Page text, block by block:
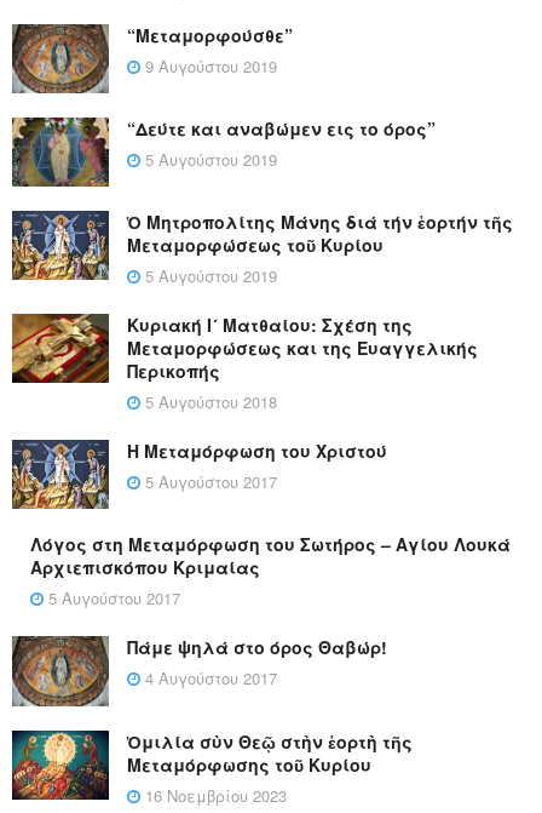
“Μεταμορφούσθε”
9 Αυγούστου 2019
“Δεύτε και αναβώμεν εις το όρος”
5 Αυγούστου 2019
Ὁ Μητροπολίτης Μάνης διά τήν ἑορτήν τῆς
Μεταμορφώσεως τοῦ Κυρίου
5 Αυγούστου 2019
Κυριακή Ι´ Ματθαίου: Σχέση της
Μεταμορφώσεως και της Ευαγγελικής
Περικοπής
5 Αυγούστου 2018
Η Μεταμόρφωση του Χριστού
5 Αυγούστου 2017
Λόγος στη Μεταμόρφωση του Σωτήρος – Αγίου Λουκά
Αρχιεπισκόπου Κριμαίας
5 Αυγούστου 2017
Πάμε ψηλά στο όρος Θαβώρ!
4 Αυγούστου 2017
Ὁμιλία σὺν Θεῷ στὴν ἑορτὴ τῆς
Μεταμόρφωσης τοῦ Κυρίου
16 Νοεμβρίου 2023